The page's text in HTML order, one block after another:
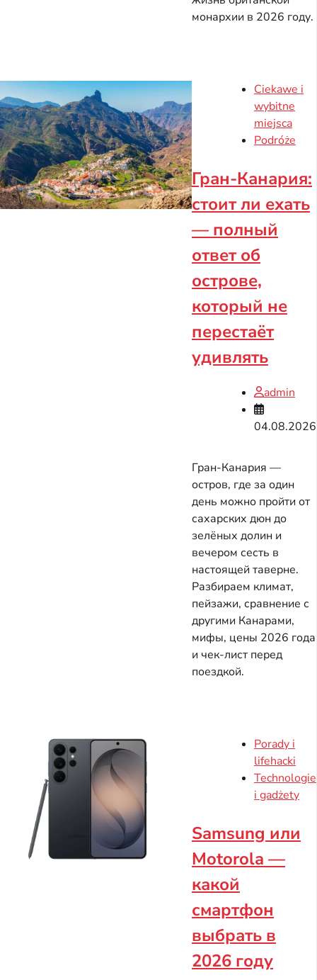
монархии в 2026 году.
Ciekawe i
wybitne
miejsca
Podróże
Гран-Канария:
стоит ли ехать
— полный
ответ об
острове,
который не
перестаёт
удивлять
admin
04.08.2026
Гран-Канария —
остров, где за один
день можно пройти от
сахарских дюн до
зелёных долин и
вечером сесть в
настоящей таверне.
Разбираем климат,
пейзажи, сравнение с
другими Канарами,
мифы, цены 2026 года
и чек-лист перед
поездкой.
Porady i
lifehacki
Technologie
i gadżety
Samsung или
Motorola —
какой
смартфон
выбрать в
2026 году